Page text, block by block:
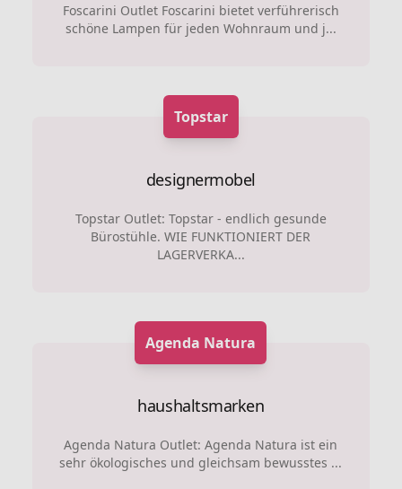
Foscarini Outlet Foscarini bietet verführerisch
schöne Lampen für jeden Wohnraum und j...
Topstar
designermobel
Topstar Outlet: Topstar - endlich gesunde
Bürostühle. WIE FUNKTIONIERT DER
LAGERVERKA...
Agenda Natura
haushaltsmarken
Agenda Natura Outlet: Agenda Natura ist ein
sehr ökologisches und gleichsam bewusstes ...